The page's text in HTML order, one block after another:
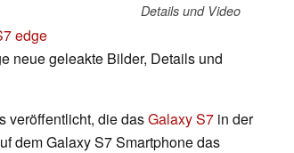
Details und Video
edge
neue geleakte Bilder, Details und
veröffentlicht, die dasGalaxy S7 in der
dem Galaxy S7 Smartphone das